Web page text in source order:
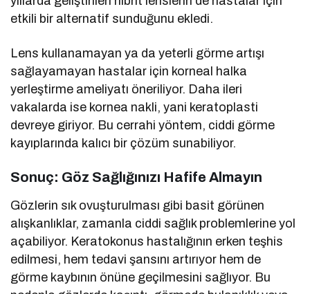
etkili bir alternatif sunduğunu ekledi.
Lens kullanamayan ya da yeterli görme artışı
sağlayamayan hastalar için korneal halka
yerleştirme ameliyatı öneriliyor. Daha ileri
vakalarda ise kornea nakli, yani keratoplasti
devreye giriyor. Bu cerrahi yöntem, ciddi görme
kayıplarında kalıcı bir çözüm sunabiliyor.
Sonuç: Göz Sağlığınızı Hafife Almayın
Gözlerin sık ovuşturulması gibi basit görünen
alışkanlıklar, zamanla ciddi sağlık problemlerine yol
açabiliyor. Keratokonus hastalığının erken teşhis
edilmesi, hem tedavi şansını artırıyor hem de
görme kaybının önüne geçilmesini sağlıyor. Bu